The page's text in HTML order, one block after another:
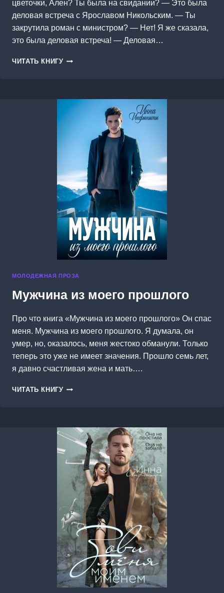
цветочки, Ален? Ты была на свидании? — Это была
деловая встреча с Ярославом Никольским. — Ты
закрутила роман с министром? — Нет! Я же сказала,
это была деловая встреча! — Деловая…
ЧИТАТЬ КНИГУ ОПАСНЫЙ
МОЛОДЕЖНАЯ ПРОЗА
Мужчина из моего прошлого
Про что книга «Мужчина из моего прошлого» Он спас
меня. Мужчина из моего прошлого. Я думала, он
умер, но, оказалось, меня жестоко обманули. Только
теперь это уже не имеет значения. Прошло семь лет,
я давно счастливая жена и мать….
ЧИТАТЬ КНИГУ МУЖЧИНА